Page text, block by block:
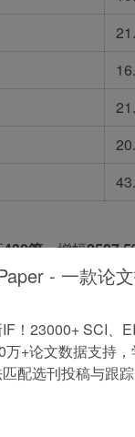
430篇，增幅
。建议把握时机投
（降幅24.7%）
- 一款论
！23000+ SCI、
万+论文数据支持
配选刊投稿与跟踪